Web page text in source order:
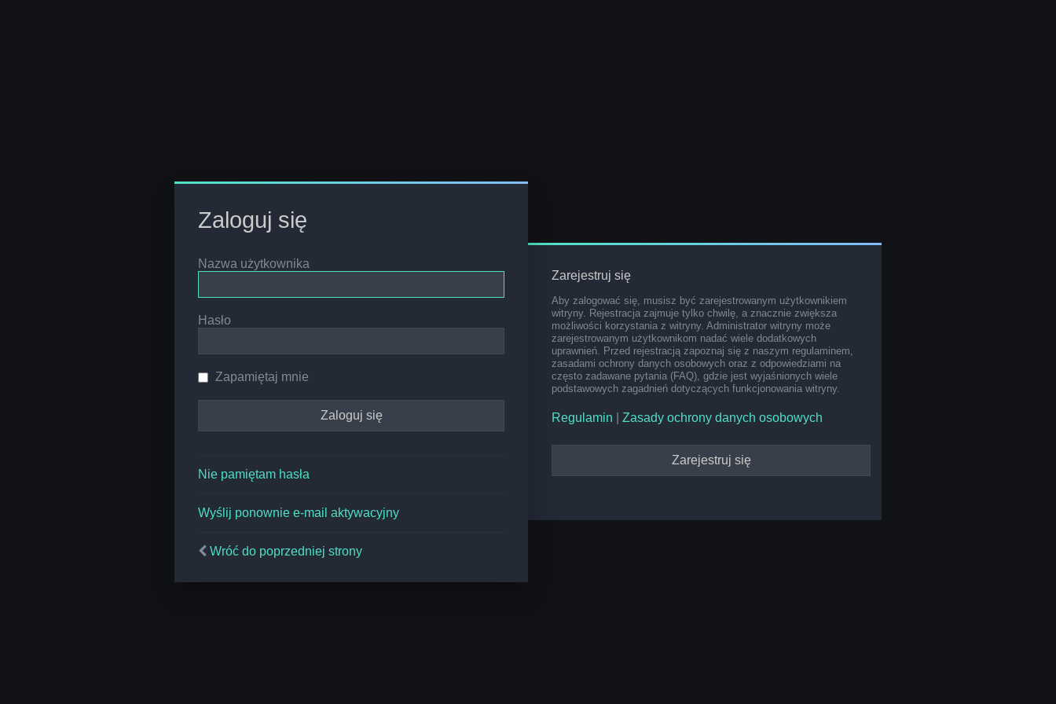
Zaloguj się
Nazwa użytkownika
Hasło
Zapamiętaj mnie
Nie pamiętam hasła
Wyślij ponownie e-mail aktywacyjny
Wróć do poprzedniej strony
Zarejestruj się
Aby zalogować się, musisz być zarejestrowanym użytkownikiem
witryny. Rejestracja zajmuje tylko chwilę, a znacznie zwiększa
możliwości korzystania z witryny. Administrator witryny może
zarejestrowanym użytkownikom nadać wiele dodatkowych
uprawnień. Przed rejestracją zapoznaj się z naszym regulaminem,
zasadami ochrony danych osobowych oraz z odpowiedziami na
często zadawane pytania (FAQ), gdzie jest wyjaśnionych wiele
podstawowych zagadnień dotyczących funkcjonowania witryny.
Regulamin Zasady ochrony danych osobowych
Zarejestruj się